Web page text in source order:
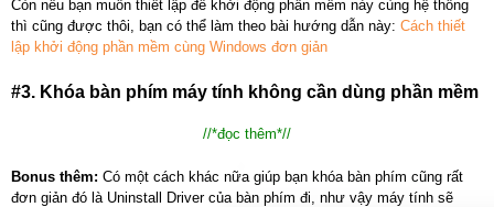
Còn nếu bạn muốn thiết lập để khởi động phần mềm này cùng hệ thống
thì cũng được thôi, bạn có thể làm theo bài hướng dẫn này: Cách thiết
lập khởi động phần mềm cùng Windows đơn giản
#3. Khóa bàn phím máy tính không cần dùng phần mềm
//*đọc thêm*//
Bonus thêm: Có một cách khác nữa giúp bạn khóa bàn phím cũng rất
đơn giản đó là Uninstall Driver của bàn phím đi, như vậy máy tính sẽ